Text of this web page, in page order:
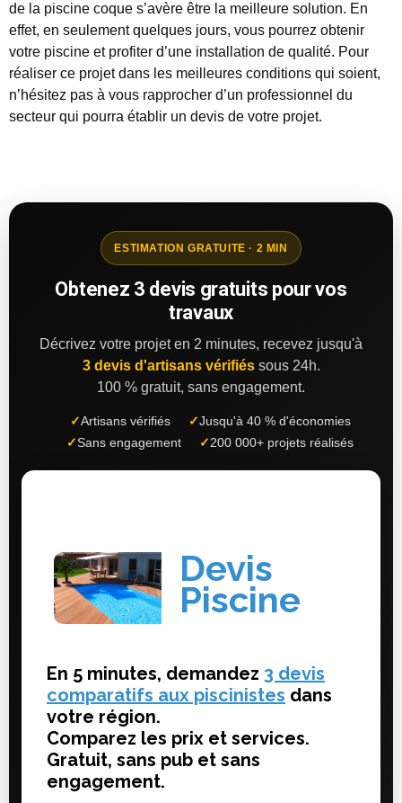
de la piscine coque s’avère être la meilleure solution. En
effet, en seulement quelques jours, vous pourrez obtenir
votre piscine et profiter d’une installation de qualité. Pour
réaliser ce projet dans les meilleures conditions qui soient,
n’hésitez pas à vous rapprocher d’un professionnel du
secteur qui pourra établir un devis de votre projet.
ESTIMATION GRATUITE · 2 MIN
Obtenez 3 devis gratuits pour vos
travaux
Décrivez votre projet en 2 minutes, recevez jusqu'à
3 devis d'artisans vérifiéssous 24h.
100 % gratuit, sans engagement.
✓Artisans vérifiés ✓Jusqu'à 40 % d'économies
✓Sans engagement ✓200 000+ projets réalisés